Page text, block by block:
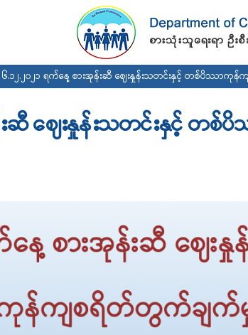
main
content
၆.၁၂.၂၀၂၁ ရက်နေ့ စားအုန်းဆီ ဈေးနှုန်းသတင်းနှင့် တစ်ပိဿာကုန်
န်းဆီ ဈေးနှုန်းသတင်းနှင့် တ